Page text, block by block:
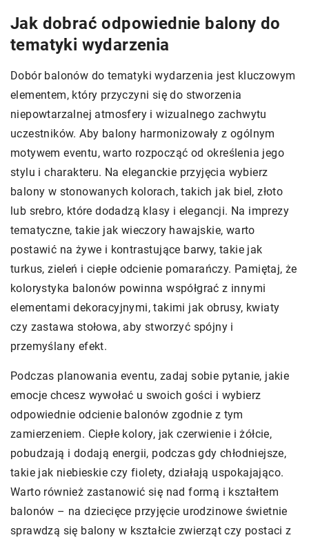
Jak dobrać odpowiednie balony do
tematyki wydarzenia
Dobór balonów do tematyki wydarzenia jest kluczowym
elementem, który przyczyni się do stworzenia
niepowtarzalnej atmosfery i wizualnego zachwytu
uczestników. Aby balony harmonizowały z ogólnym
motywem eventu, warto rozpocząć od określenia jego
stylu i charakteru. Na eleganckie przyjęcia wybierz
balony w stonowanych kolorach, takich jak biel, złoto
lub srebro, które dodadzą klasy i elegancji. Na imprezy
tematyczne, takie jak wieczory hawajskie, warto
postawić na żywe i kontrastujące barwy, takie jak
turkus, zieleń i ciepłe odcienie pomarańczy. Pamiętaj, że
kolorystyka balonów powinna współgrać z innymi
elementami dekoracyjnymi, takimi jak obrusy, kwiaty
czy zastawa stołowa, aby stworzyć spójny i
przemyślany efekt.
Podczas planowania eventu, zadaj sobie pytanie, jakie
emocje chcesz wywołać u swoich gości i wybierz
odpowiednie odcienie balonów zgodnie z tym
zamierzeniem. Ciepłe kolory, jak czerwienie i żółcie,
pobudzają i dodają energii, podczas gdy chłodniejsze,
takie jak niebieskie czy fiolety, działają uspokajająco.
Warto również zastanowić się nad formą i kształtem
balonów – na dziecięce przyjęcie urodzinowe świetnie
sprawdzą się balony w kształcie zwierząt czy postaci z